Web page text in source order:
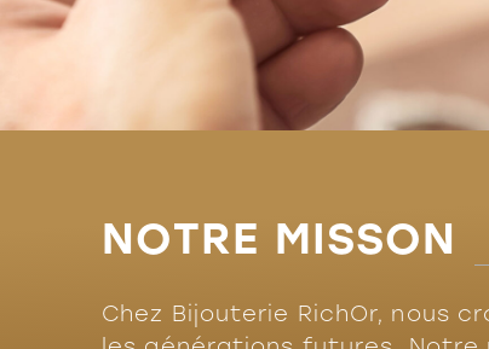
NOTRE MISSON
Chez Bijouterie RichOr, nous